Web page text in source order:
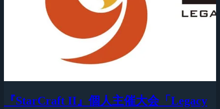
『StarCraft II』個人主催大会「Legacy